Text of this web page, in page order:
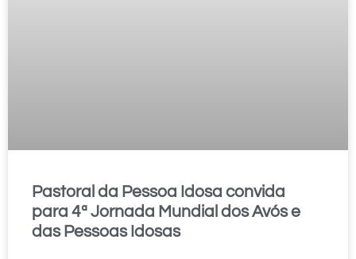
Pastoral da Pessoa Idosa convida
para 4ª Jornada Mundial dos Avós e
das Pessoas Idosas